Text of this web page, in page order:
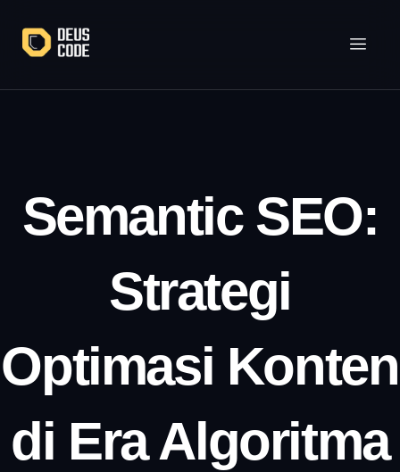
konten
Semantic SEO:
Strategi
Optimasi Konten
di Era Algoritma